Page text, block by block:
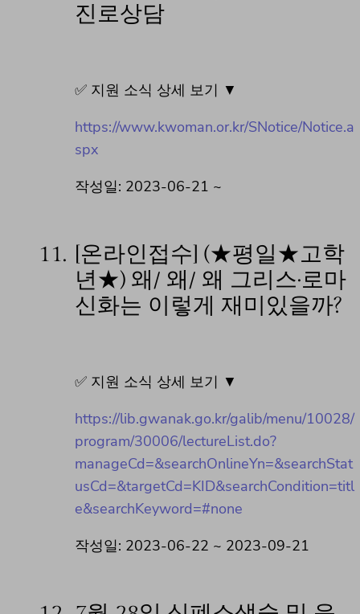
진로상담
✅ 지원 소식 상세 보기 ▼
https://www.kwoman.or.kr/SNotice/Notice.a
spx
작성일: 2023-06-21 ~
11.
[온라인접수] (★평일★고학
년★) 왜/ 왜/ 왜 그리스·로마
신화는 이렇게 재미있을까?
✅ 지원 소식 상세 보기 ▼
https://lib.gwanak.go.kr/galib/menu/10028/
program/30006/lectureList.do?
manageCd=&searchOnlineYn=&searchStat
usCd=&targetCd=KID&searchCondition=titl
e&searchKeyword=#none
작성일: 2023-06-22 ~ 2023-09-21